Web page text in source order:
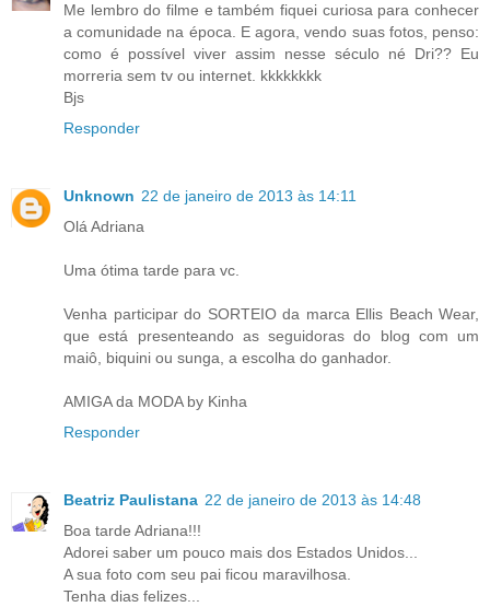
Me lembro do filme e também fiquei curiosa para conhecer
a comunidade na época. E agora, vendo suas fotos, penso:
como é possível viver assim nesse século né Dri?? Eu
morreria sem tv ou internet. kkkkkkkk
Bjs
Responder
Unknown 22 de janeiro de 2013 às 14:11
Olá Adriana
Uma ótima tarde para vc.
Venha participar do SORTEIO da marca Ellis Beach Wear,
que está presenteando as seguidoras do blog com um
maiô, biquini ou sunga, a escolha do ganhador.
AMIGA da MODA by Kinha
Responder
Beatriz Paulistana 22 de janeiro de 2013 às 14:48
Boa tarde Adriana!!!
Adorei saber um pouco mais dos Estados Unidos...
A sua foto com seu pai ficou maravilhosa.
Tenha dias felizes...